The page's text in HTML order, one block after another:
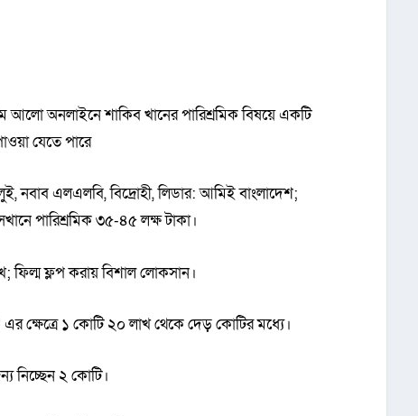
অনলাইনে শাকিব খানের পারিশ্রমিক বিষয়ে একটি
যেতে পারে
নবাব এলএলবি, বিদ্রোহী, লিডার: আমিই বাংলাদেশ;
পারিশ্রমিক ৩৫-৪৫ লক্ষ টাকা।
ফিল্ম ফ্লপ করায় বিশাল লোকসান।
ক্ষেত্রে ১ কোটি ২০ লাখ থেকে দেড় কোটির মধ্যে।
নিচ্ছেন ২ কোটি।